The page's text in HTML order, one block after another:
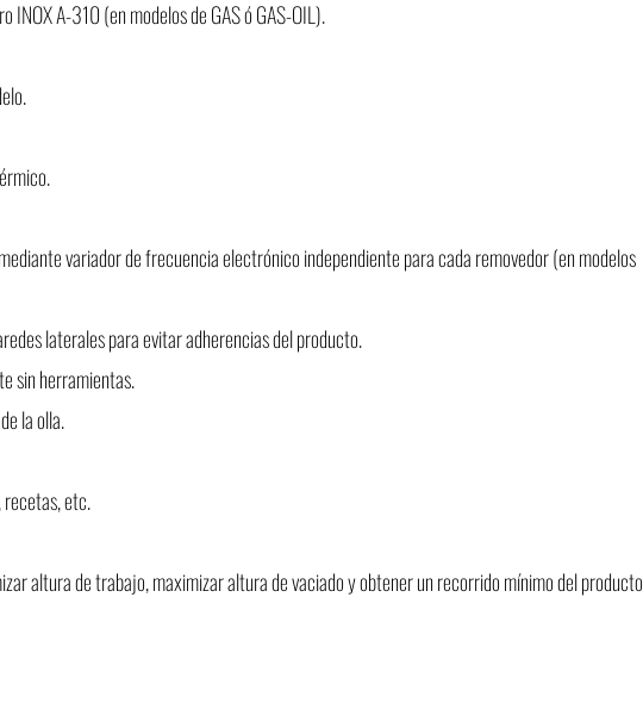
INOX A-310 (en modelos de GAS ó GAS-OIL).
variador de frecuencia electrónico independiente para cada removedor (en modelos
laterales para evitar adherencias del producto.
sin herramientas.
la olla.
etc.
altura de trabajo, maximizar altura de vaciado y obtener un recorrido mínimo del producto